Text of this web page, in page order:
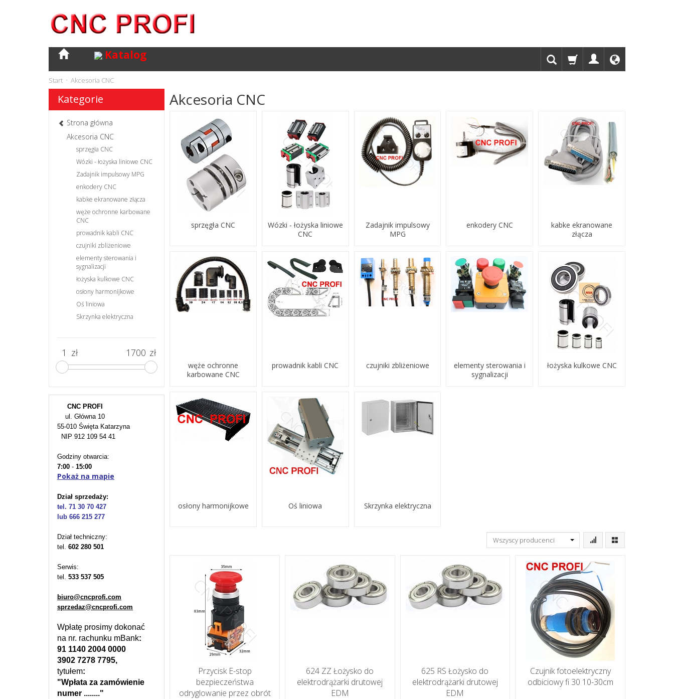
Katalog
Start Akcesoria CNC
Akcesoria CNC
sprzęgła CNC
Wózki - łożyska liniowe
CNC
Zadajnik impulsowy
MPG
enkodery CNC
kabke ekranowane
złącza
węże ochronne
karbowane CNC
prowadnik kabli CNC czujniki zbliżeniowe
elementy sterowania i
sygnalizacji
łożyska kulkowe CNC
osłony harmonijkowe Oś liniowa Skrzynka elektryczna
Przycisk E-stop
bezpieczeństwa
odryglowanie przez obrót
624 ZZ Łożysko do
elektrodrążarki drutowej
EDM
625 RS Łożysko do
elektrodrążarki drutowej
EDM
Czujnik fotoelektryczny
odbiciowy fi 30 10-30cm
Kategorie
Strona główna
Akcesoria CNC
sprzęgła CNC
Wózki - łożyska liniowe CNC
Zadajnik impulsowy MPG
enkodery CNC
kabke ekranowane złącza
węże ochronne karbowane
CNC
prowadnik kabli CNC
czujniki zbliżeniowe
elementy sterowania i
sygnalizacji
łożyska kulkowe CNC
osłony harmonijkowe
Oś liniowa
Skrzynka elektryczna
zł zł
CNC PROFI
ul. Główna 10
55-010 Święta Katarzyna
NIP 912 109 54 41
Godziny otwarcia:
7:00 - 15:00
Pokaż na mapie
Dział sprzedaży:
tel. 71 30 70 427
lub 666 215 277
Dział techniczny:
tel. 602 280 501
Serwis:
tel. 533 537 505
biuro@cncprofi.com
sprzedaz@cncprofi.com
Wpłatę prosimy dokonać
na nr. rachunku mBank:
91 1140 2004 0000
3902 7278 7795,
tytułem:
"Wpłata za zamówienie
numer ........"